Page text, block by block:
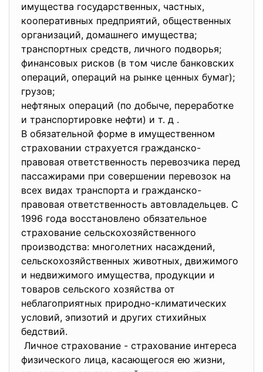
имущества государственных, частных,
кооперативных предприятий, общественных
организаций, домашнего имущества;
транспортных средств, личного подворья;
финансовых рисков (в том числе банковских
операций, операций на рынке ценных бумаг);
грузов;
нефтяных операций (по добыче, переработке
и транспортировке нефти) и т. д .
В обязательной форме в имущественном
страховании страхуется гражданско-
правовая ответственность перевозчика перед
пассажирами при совершении перевозок на
всех видах транспорта и гражданско-
правовая ответственность автовладельцев. С
1996 года восстановлено обязательное
страхование сельскохозяйственного
производства: многолетних насаждений,
сельскохозяйственных животных, движимого
и недвижимого имущества, продукции и
товаров сельского хозяйства от
неблагоприятных природно-климатических
условий, эпизотий и других стихийных
бедствий.
Личное страхование - страхование интереса
физического лица, касающегося ею жизни,